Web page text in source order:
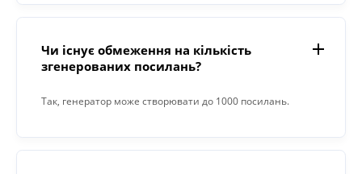
вашому сайті іншим користувачам.
Чи існує обмеження на кількість
згенерованих посилань?
Так, генератор може створювати до 1000 посилань.